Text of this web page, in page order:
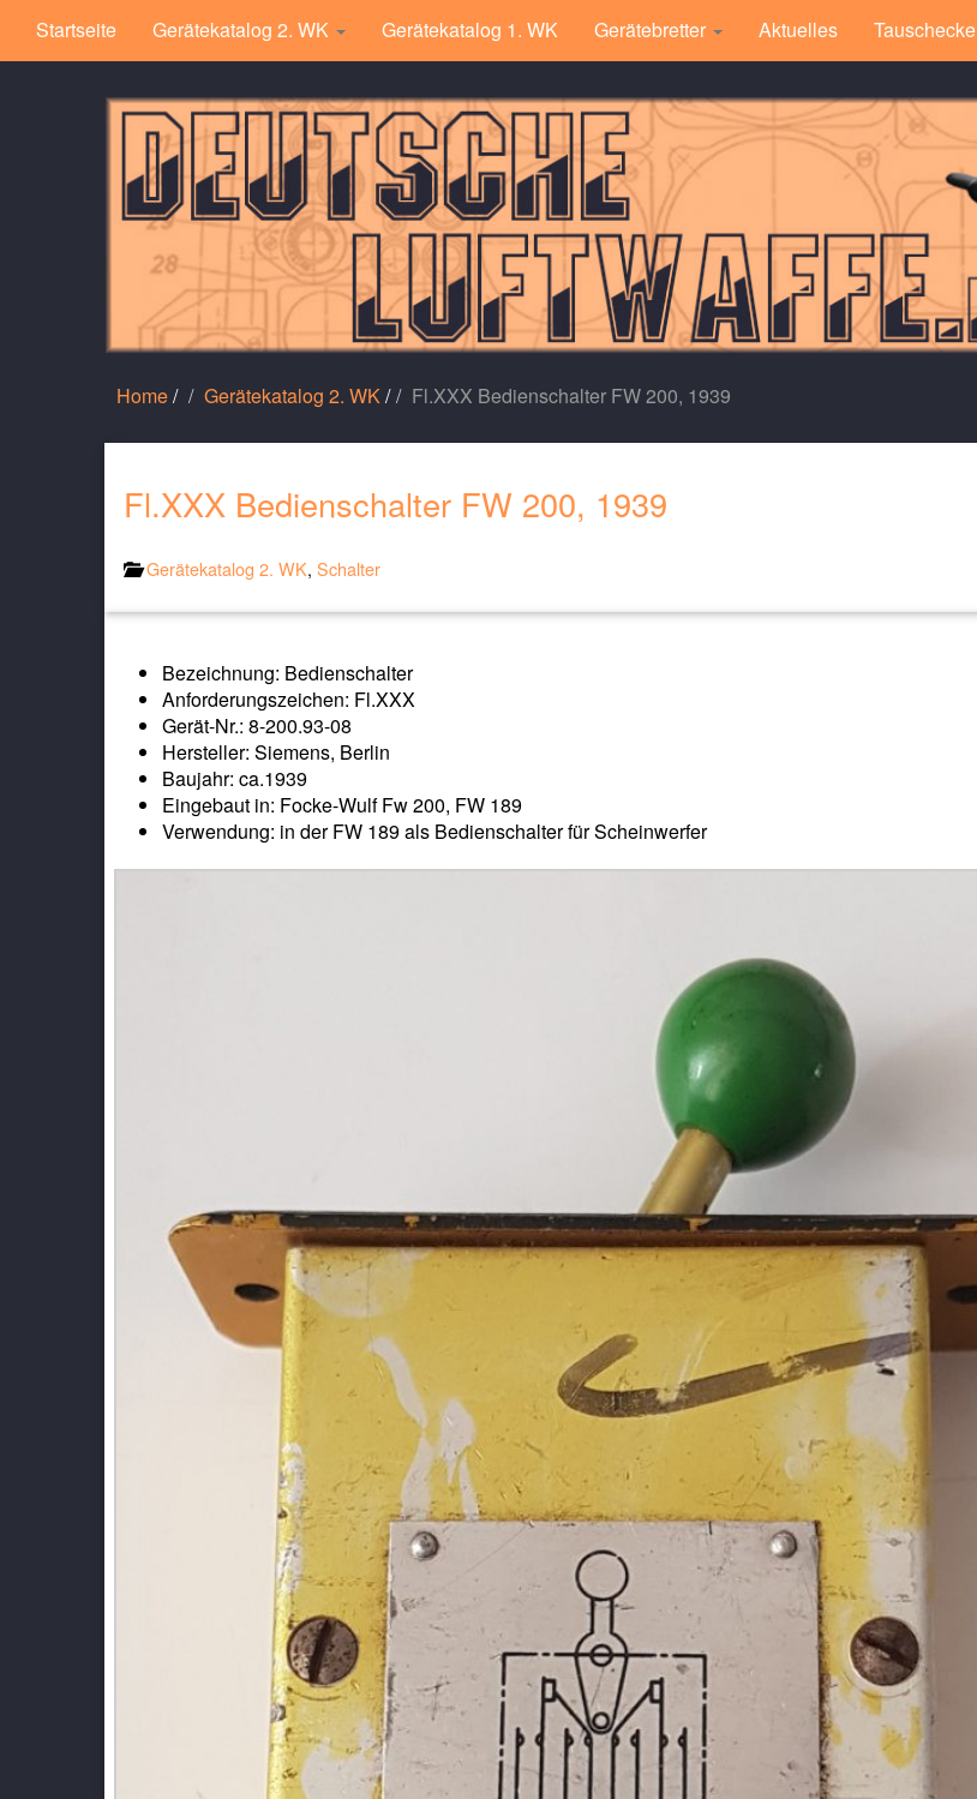
Startseite Gerätekatalog 2. WK Gerätekatalog 1. WK Gerätebretter Aktuelles Tauschecke
Home/ Gerätekatalog 2. WK / Fl.XXX Bedienschalter FW 200, 1939
Fl.XXX Bedienschalter FW 200, 1939
Gerätekatalog 2. WK, Schalter
Bezeichnung: Bedienschalter
Anforderungszeichen: Fl.XXX
Gerät-Nr.: 8-200.93-08
Hersteller: Siemens, Berlin
Baujahr: ca.1939
Eingebaut in: Focke-Wulf Fw 200, FW 189
Verwendung: in der FW 189 als Bedienschalter für Scheinwerfer